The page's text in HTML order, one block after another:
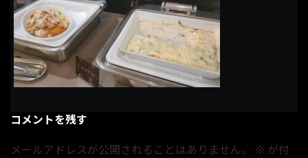
コメントを残す
メールアドレスが公開されることはありません。 ※ が付